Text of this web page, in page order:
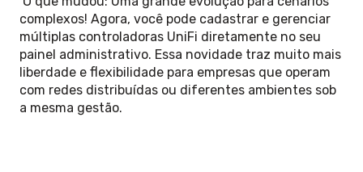
complexos! Agora, você pode cadastrar e gerenciar
múltiplas controladoras UniFi diretamente no seu
painel administrativo. Essa novidade traz muito mais
liberdade e flexibilidade para empresas que operam
com redes distribuídas ou diferentes ambientes sob
a mesma gestão.